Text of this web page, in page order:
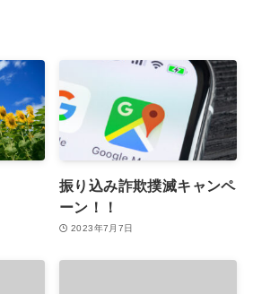
振り込み詐欺撲滅キャンペ
ーン！！
2023年7月7日